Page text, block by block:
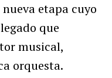
etapa cuyo
que
musical,
orquesta.